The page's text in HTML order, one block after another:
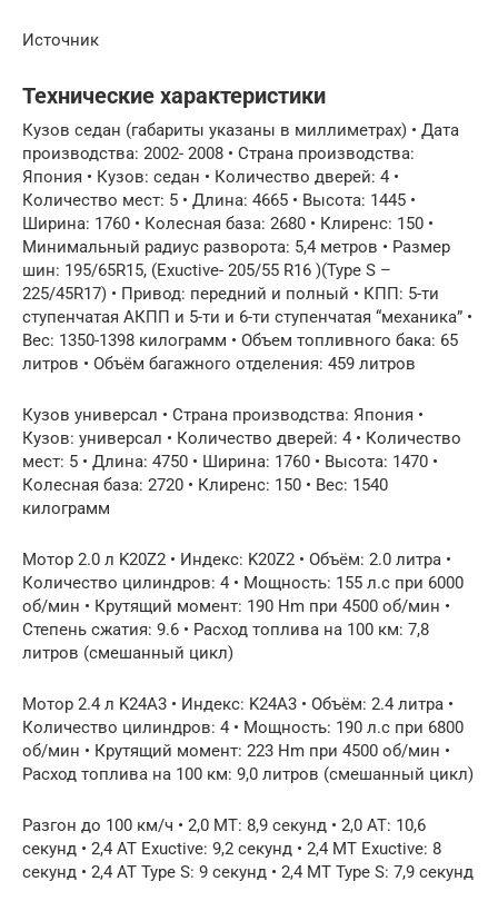
Источник
Технические характеристики
Кузов седан (габариты указаны в миллиметрах) • Дата
производства: 2002- 2008 • Страна производства:
Япония • Кузов: седан • Количество дверей: 4 •
Количество мест: 5 • Длина: 4665 • Высота: 1445 •
Ширина: 1760 • Колесная база: 2680 • Клиренс: 150 •
Минимальный радиус разворота: 5,4 метров • Размер
шин: 195/65R15, (Exuctive- 205/55 R16 )(Type S –
225/45R17) • Привод: передний и полный • КПП: 5-ти
ступенчатая АКПП и 5-ти и 6-ти ступенчатая “механика” •
Вес: 1350-1398 килограмм • Объем топливного бака: 65
литров • Объём багажного отделения: 459 литров
Кузов универсал • Страна производства: Япония •
Кузов: универсал • Количество дверей: 4 • Количество
мест: 5 • Длина: 4750 • Ширина: 1760 • Высота: 1470 •
Колесная база: 2720 • Клиренс: 150 • Вес: 1540
килограмм
Мотор 2.0 л K20Z2 • Индекс: K20Z2 • Объём: 2.0 литра •
Количество цилиндров: 4 • Мощность: 155 л.с при 6000
об/мин • Крутящий момент: 190 Hm при 4500 об/мин •
Степень сжатия: 9.6 • Расход топлива на 100 км: 7,8
литров (смешанный цикл)
Мотор 2.4 л K24A3 • Индекс: K24A3 • Объём: 2.4 литра •
Количество цилиндров: 4 • Мощность: 190 л.с при 6800
об/мин • Крутящий момент: 223 Hm при 4500 об/мин •
Расход топлива на 100 км: 9,0 литров (смешанный цикл)
Разгон до 100 км/ч • 2,0 МT: 8,9 секунд • 2,0 AT: 10,6
секунд • 2,4 AT Exuctive: 9,2 секунд • 2,4 MT Exuctive: 8
секунд • 2,4 AT Type S: 9 секунд • 2,4 MT Type S: 7,9 секунд